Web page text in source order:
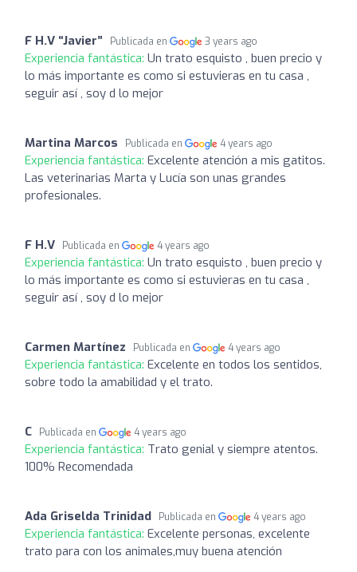
F H.V “Javier” Publicada en 3 years ago
Experiencia fantástica: Un trato esquisto , buen precio y
lo más importante es como si estuvieras en tu casa ,
seguir así , soy d lo mejor
Martina Marcos Publicada en 4 years ago
Experiencia fantástica: Excelente atención a mis gatitos.
Las veterinarias Marta y Lucía son unas grandes
profesionales.
F H.V Publicada en 4 years ago
Experiencia fantástica: Un trato esquisto , buen precio y
lo más importante es como si estuvieras en tu casa ,
seguir así , soy d lo mejor
Carmen Martínez Publicada en 4 years ago
Experiencia fantástica: Excelente en todos los sentidos,
sobre todo la amabilidad y el trato.
C Publicada en 4 years ago
Experiencia fantástica: Trato genial y siempre atentos.
100% Recomendada
Ada Griselda Trinidad Publicada en 4 years ago
Experiencia fantástica: Excelente personas, excelente
trato para con los animales,muy buena atención